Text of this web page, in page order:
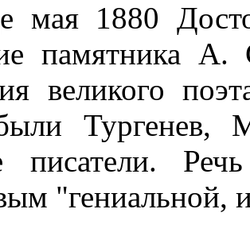
мая 1880
памятника
великого
Тургенев,
писатели.
"гениальной,